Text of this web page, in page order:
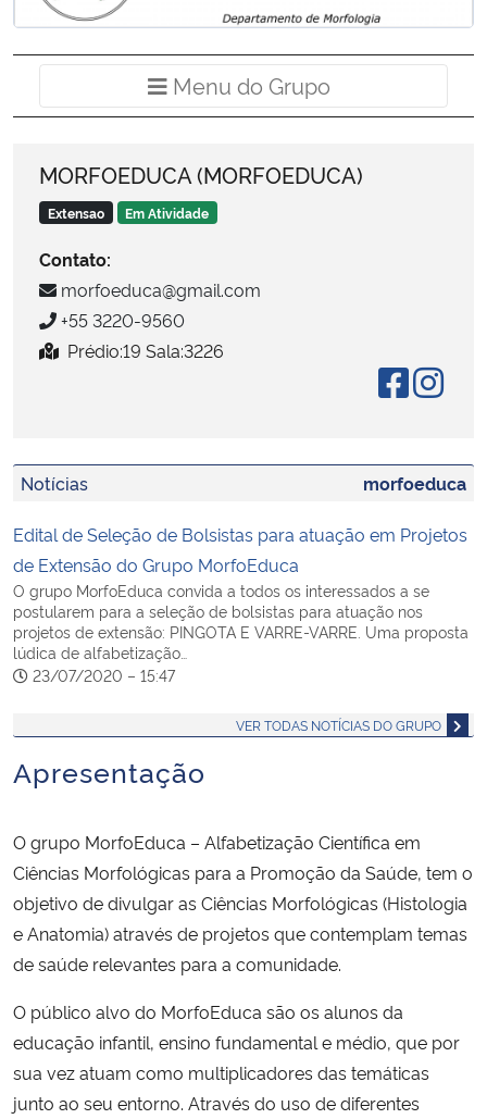
Ministério da Cidadania
Ministério da Ciência, Tecnologia, Inovações e Comunicações
Ministério do Desenvolvimento Regional
Ministério da Mulher, da Família e dos Direitos Humanos
Secretaria-Geral
Secretaria de Governo
Gabinete de Segurança Institucional
Banco Central do Brasil
Menu do Grupo
MORFOEDUCA (MORFOEDUCA)
Extensao Em Atividade
Contato:
morfoeduca@gmail.com
+55 3220-9560
Prédio:19 Sala:3226
Notícias morfoeduca
Edital de Seleção de Bolsistas para atuação em Projetos
de Extensão do Grupo MorfoEduca
O grupo MorfoEduca convida a todos os interessados a se
postularem para a seleção de bolsistas para atuação nos
projetos de extensão: PINGOTA E VARRE-VARRE. Uma proposta
lúdica de alfabetização…
23/07/2020 – 15:47
VER TODAS NOTÍCIAS DO GRUPO
Apresentação
O grupo MorfoEduca – Alfabetização Científica em
Ciências Morfológicas para a Promoção da Saúde, tem o
objetivo de divulgar as Ciências Morfológicas (Histologia
e Anatomia) através de projetos que contemplam temas
de saúde relevantes para a comunidade.
O público alvo do MorfoEduca são os alunos da
educação infantil, ensino fundamental e médio, que por
sua vez atuam como multiplicadores das temáticas
junto ao seu entorno. Através do uso de diferentes